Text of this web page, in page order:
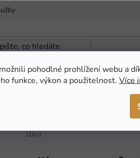
pohodlné prohlížení webu a
funkce, výkon a použitelnost. Více
AKCE
(1ks)